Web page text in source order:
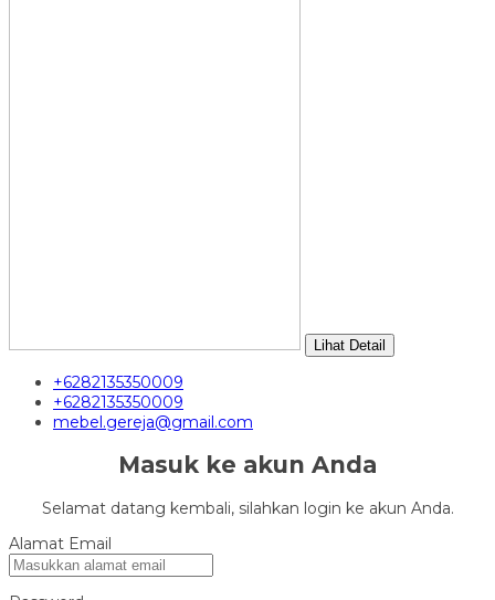
Lihat Detail
+6282135350009
+6282135350009
mebel.gereja@gmail.com
Masuk ke akun Anda
Selamat datang kembali, silahkan login ke akun Anda.
Alamat Email